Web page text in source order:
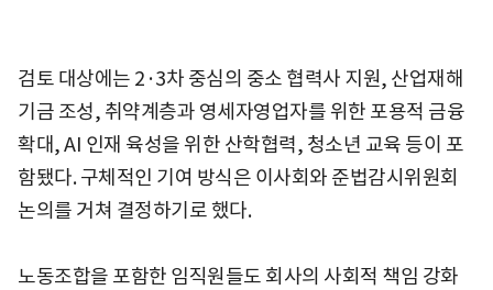
검토 대상에는 2·3차 중심의 중소 협력사 지원, 산업재해
기금 조성, 취약계층과 영세자영업자를 위한 포용적 금융
확대, AI 인재 육성을 위한 산학협력, 청소년 교육 등이 포
함됐다. 구체적인 기여 방식은 이사회와 준법감시위원회
논의를 거쳐 결정하기로 했다.
노동조합을 포함한 임직원들도 회사의 사회적 책임 강화